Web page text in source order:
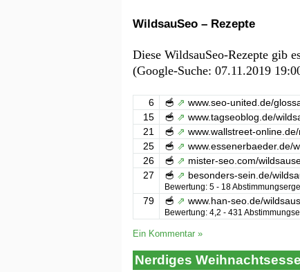
WildsauSeo – Rezepte
Diese WildsauSeo-Rezepte gib
(Google-Suche: 07.11.2019
6 🥣 ⇗ www.seo-united.de/
15
🥣 ⇗ www.tagseoblog.de/
21
🥣 ⇗ www.wallstreet-
25
🥣 ⇗ www.essenerbaeder.de/
26
🥣 ⇗ mister-seo.com/
27
🥣 ⇗ besonders-sein.de/
Bewertung: 5 - ‎18
79 🥣 ⇗ www.han-seo.de/
Bewertung: 4,2 - ‎431
Ein Kommentar »
Nerdiges